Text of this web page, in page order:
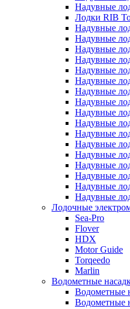
Надувные
Лодки RIB
Надувные
Надувные
Надувные
Надувные
Надувные
Надувные
Надувные
Надувные
Надувные
Надувные
Надувные
Надувные
Надувные
Надувные
Надувные
Надувные
Надувные
Лодочные
Sea-Pro
Flover
HDX
Motor Guide
Torqeedo
Marlin
Водометные
Водометные
Водометные